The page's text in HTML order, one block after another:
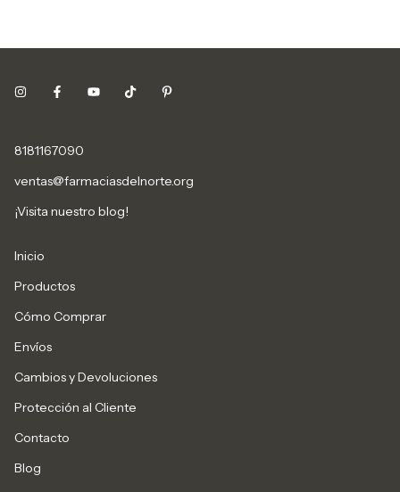
8181167090
ventas@farmaciasdelnorte.org
¡Visita nuestro blog!
Inicio
Productos
Cómo Comprar
Envíos
Cambios y Devoluciones
Protección al Cliente
Contacto
Blog